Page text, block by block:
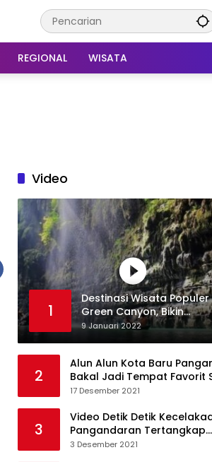
REGIONAL WISATA
Video
1
Destinasi Wisata Populer
Green Canyon, Bikin
Ketagihan Wisatawan
9 Januari 2022
2
Alun Alun Kota Baru
Bakal Jadi Tempat Favorit
Foto Selfie
17 Desember 2021
3
Video Detik Detik
Pangandaran Tertangkap
Kamera Handphone
3 Desember 2021